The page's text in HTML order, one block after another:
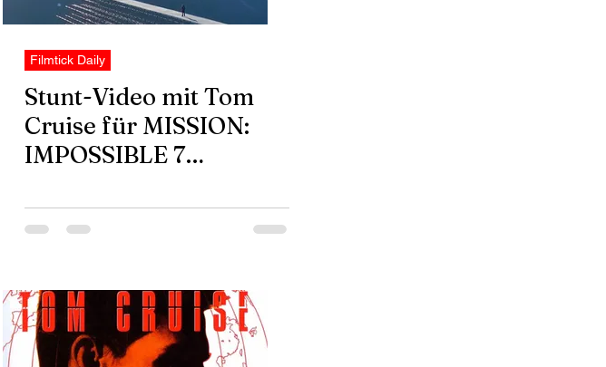
Filmtick Daily
Stunt-Video mit Tom
Cruise für MISSION:
IMPOSSIBLE 7